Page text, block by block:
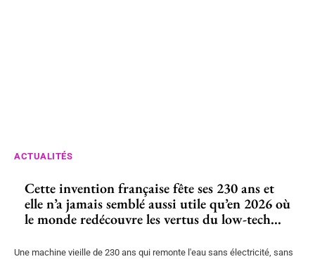
ACTUALITÉS
Cette invention française fête ses 230 ans et
elle n’a jamais semblé aussi utile qu’en 2026 où
le monde redécouvre les vertus du low-tech...
Une machine vieille de 230 ans qui remonte l'eau sans électricité, sans